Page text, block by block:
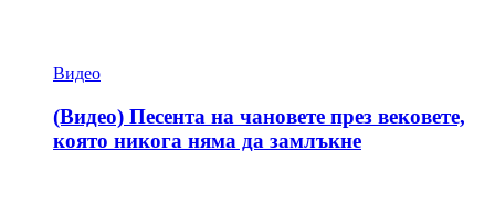
Видео
(Видео) Песента на чановете през вековете,
която никога няма да замлъкне